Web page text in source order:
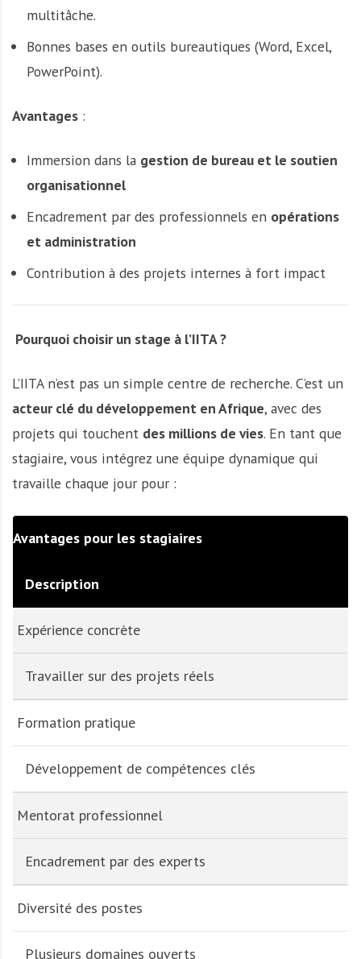
multitâche.
Bonnes bases en outils bureautiques (Word, Excel,
PowerPoint).
Avantages :
Immersion dans la gestion de bureau et le soutien
organisationnel
Encadrement par des professionnels en opérations
et administration
Contribution à des projets internes à fort impact
Pourquoi choisir un stage à l’IITA ?
L’IITA n’est pas un simple centre de recherche. C’est un
acteur clé du développement en Afrique, avec des
projets qui touchent des millions de vies. En tant que
stagiaire, vous intégrez une équipe dynamique qui
travaille chaque jour pour :
Avantages pour les stagiaires
Description
Expérience concrète
Travailler sur des projets réels
Formation pratique
Développement de compétences clés
Mentorat professionnel
Encadrement par des experts
Diversité des postes
Plusieurs domaines ouverts